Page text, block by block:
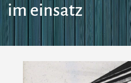
im einsatz